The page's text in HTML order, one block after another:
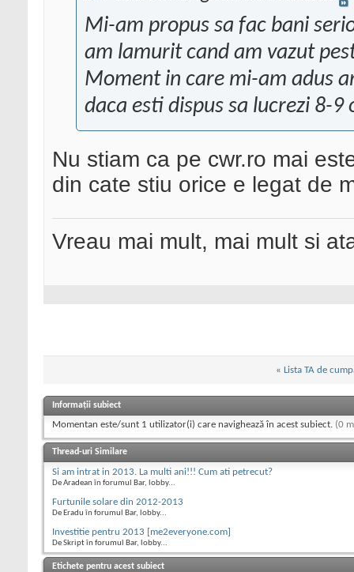
Mi-am propus sa fac bani
am lamurit cand am vazut
Moment in care mi-am adus
daca esti dispus sa lucrezi 8-
Nu stiam ca pe cwr.ro mai
din cate stiu orice e legat de
Vreau mai mult, mai mult si
« Lista TA de
Informații subiect
Momentan este/sunt 1 utilizator(i) care navighează în acest subiect. (0
Thread-uri Similare
Si am intrat in 2013. La multi ani!!! Cum ati petrecut?
De Aradean în forumul Bar, lobby...
Furtunile solare din 2012-2013
De Eradu în forumul Bar, lobby...
Investitie pentru 2013 [me2everyone.com]
De Skript în forumul Bar, lobby...
Etichete pentru acest subiect